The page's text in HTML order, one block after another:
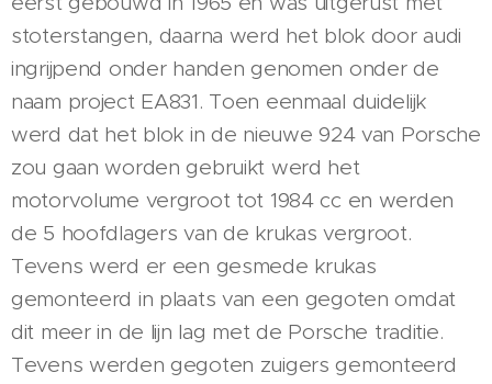
stoterstangen, daarna werd het blok door audi
ingrijpend onder handen genomen onder de
naam project EA831. Toen eenmaal duidelijk
werd dat het blok in de nieuwe 924 van Porsche
zou gaan worden gebruikt werd het
motorvolume vergroot tot 1984 cc en werden
de 5 hoofdlagers van de krukas vergroot.
Tevens werd er een gesmede krukas
gemonteerd in plaats van een gegoten omdat
dit meer in de lijn lag met de Porsche traditie.
Tevens werden gegoten zuigers gemonteerd